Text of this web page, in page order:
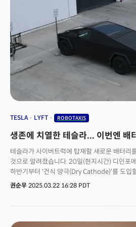
"트럼프의 '크고 아름다운 법안(Big Beautiful
약화시킨다"고 공개적으로 비판했습니다. 또
덜 할 것"이라고 밝혔습니다. - 머스크의 일련의
인터뷰이자 이미지 복구 작업으로 보입니다. 정
'사업가이자 비전가'로서의 정체성을 되찾기 위
TESLA LYFT ROBOTAXIS
생존에 치열한 테슬라... 이번엔 배
테슬라가 사이버트럭에 탑재할 새로운 배터리
것으로 알려졌습니다. 20일(현지시간) 디인포
하반기부터 '건식 양극(Dry Cathode)'를 도입
사안에 정통한 관계자의 말을 인용, "몇 달 안에
결과물을 내놓게 되는 겁니다.머스크의 발표
권순우 2025.03.22 16:28 PDT